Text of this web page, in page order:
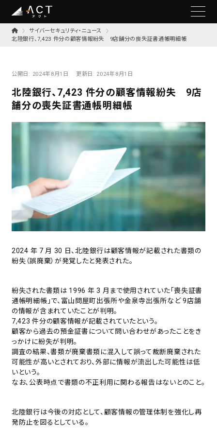
サイバーセキュリティ・ニュース
北陸銀行、7,423 件分の顧客情報紛失 9店舗分の喪失証書通帳明細帳
公開日: 2024年8月1日 更新日: 2024年8月1日
北陸銀行、7,423 件分の顧客情報紛失 9店
舗分の喪失証書通帳明細帳
2024 年 7 月 30 日、北陸銀行は顧客情報が記載された書類の
紛失（誤廃棄）が発覚したと発表された。
紛失された書類は 1996 年 3 月まで使用されていた「喪失証書
通帳明細帳」で、富山問屋町出張所や金泉寺出張所など 9店舗
の情報が含まれていたことが判明。
7,423 件分の顧客情報が記載されていたという。
顧客から過去の預金証書について問い合わせがあったことをき
っかけに紛失が判明。
調査の結果、書類が廃棄書類に混入して誤って裁断廃棄された
可能性が高いとされており、外部に情報が流出した可能性は低
いという。
なお、公表時点で書類の不正利用に関わる報告はないとのこと。
北陸銀行は今後の対応として、顧客情報の管理体制を強化し再
発防止を図るとしている。